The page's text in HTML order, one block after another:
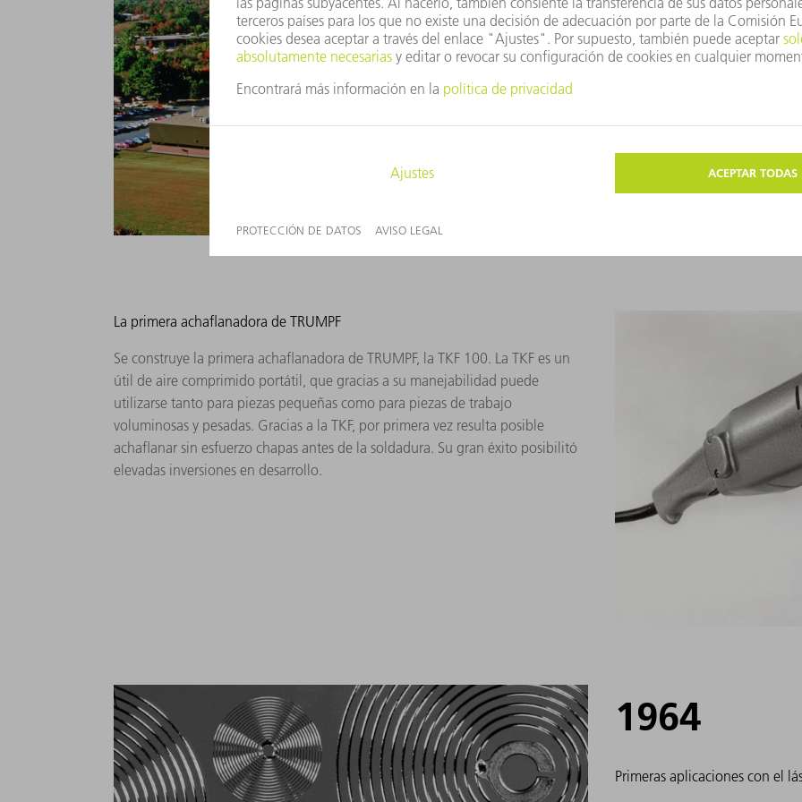
Comienzo de una orientación
En Zug, Suiza, se crea en
sigue la filial de Farmington,
Asia, en ocasiones también
se instala en Grüsch, en el
La primera achaflanadora de TRUMPF
Se construye la primera achaflanadora de TRUMPF, la TKF 100. La TKF es un
útil de aire comprimido portátil, que gracias a su manejabilidad puede
utilizarse tanto para piezas pequeñas como para piezas de trabajo
voluminosas y pesadas. Gracias a la TKF, por primera vez resulta posible
achaflanar sin esfuerzo chapas antes de la soldadura. Su gran éxito posibilitó
elevadas inversiones en desarrollo.
1964
Primeras aplicaciones con el